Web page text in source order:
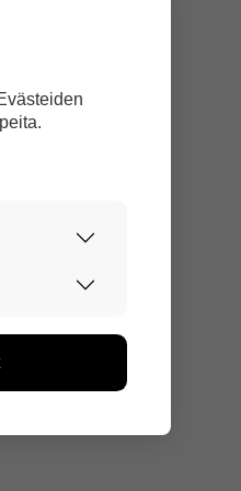
kerätään
Emme